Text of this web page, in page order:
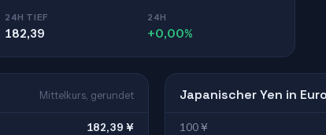
24H TIEF
182,39
24H
+0,00%
Mittelkurs, gerundet
182,39 ¥
Japanischer Yen in Euro
100 ¥